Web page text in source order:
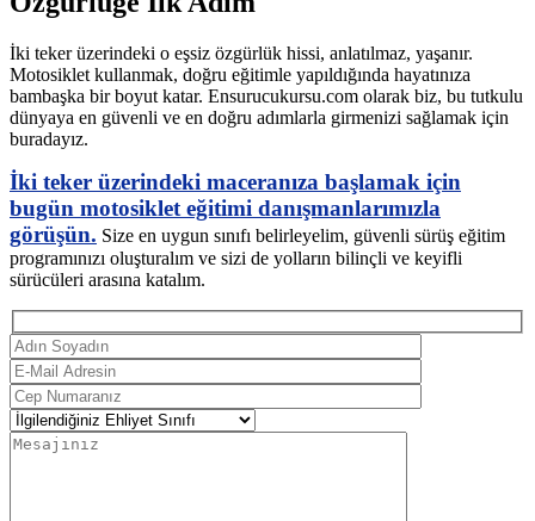
İki teker üzerindeki o eşsiz özgürlük hissi, anlatılmaz, yaşanır.
Motosiklet kullanmak, doğru eğitimle yapıldığında hayatınıza
bambaşka bir boyut katar. Ensurucukursu.com olarak biz, bu tutkulu
dünyaya en güvenli ve en doğru adımlarla girmenizi sağlamak için
buradayız.
İki teker üzerindeki maceranıza başlamak için
bugün motosiklet eğitimi danışmanlarımızla
görüşün. Size en uygun sınıfı belirleyelim, güvenli sürüş eğitim
programınızı oluşturalım ve sizi de yolların bilinçli ve keyifli
sürücüleri arasına katalım.